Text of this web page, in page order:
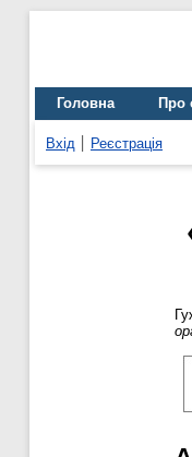
Головна Про
Вхід Реєстрація